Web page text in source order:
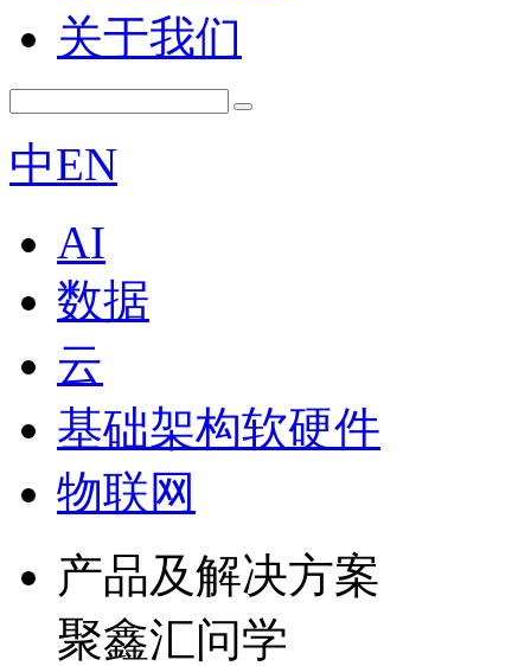
关于我们
中EN
AI
数据
云
基础架构软硬件
物联网
产品及解决方案
聚鑫汇问学